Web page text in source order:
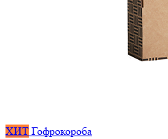
ХИТ Гофрокороба